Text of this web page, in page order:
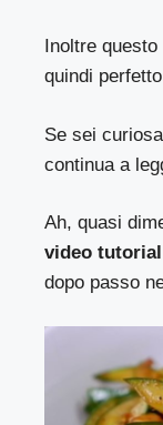
Inoltre questo
quindi
Se sei
continua a
Ah, quasi
video tutorial
dopo passo